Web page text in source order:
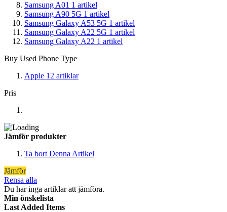
Samsung A01 1 artikel
Samsung A90 5G 1 artikel
Samsung Galaxy A53 5G 1 artikel
Samsung Galaxy A22 5G 1 artikel
Samsung Galaxy A22 1 artikel
Buy Used Phone Type
Apple 12 artiklar
Pris
Jämför produkter
Ta bort Denna Artikel
Jämför
Rensa alla
Du har inga artiklar att jämföra.
Min önskelista
Last Added Items